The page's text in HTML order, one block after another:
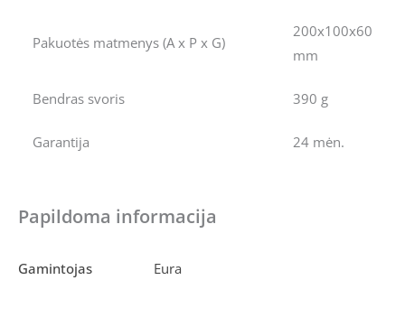
Pakuotės matmenys (A x P x G)
200x100x60
mm
Bendras svoris 390 g
Garantija 24 mėn.
Papildoma informacija
Gamintojas Eura